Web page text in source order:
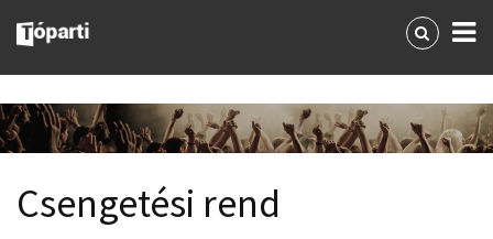
Csengetési rend